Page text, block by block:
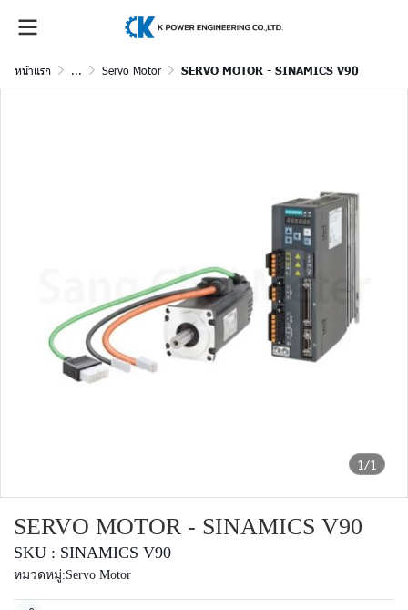
หน้าแรก ... Servo Motor SERVO MOTOR - SINAMICS V90
1/1
SERVO MOTOR - SINAMICS V90
SKU : SINAMICS V90
หมวดหมู่:Servo Motor